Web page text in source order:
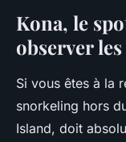
Kona, le
observer
Si vous êtes à la
snorkeling hors
Island, doit